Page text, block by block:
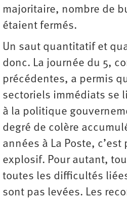
majoritaire, nombre de
étaient fermés.
Un saut quantitatif et
donc. La journée du 5,
précédentes, a permis
sectoriels immédiats se
à la politique
degré de colère
années à La Poste,
explosif. Pour autant,
toutes les difficultés
sont pas levées. Les